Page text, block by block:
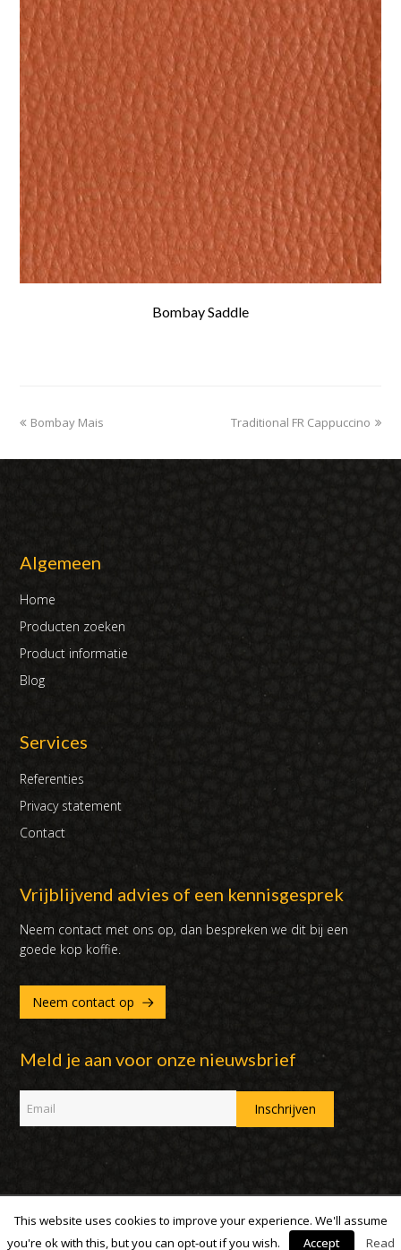
Bombay Saddle
previous
Bombay Mais
next
Traditional FR Cappuccino
Algemeen
Home
Producten zoeken
Product informatie
Blog
Services
Referenties
Privacy statement
Contact
Vrijblijvend advies of een kennisgesprek
Neem contact met ons op, dan bespreken we dit bij een
goede kop koffie.
Neem contact op
Meld je aan voor onze nieuwsbrief
Copyright 2007 - 2019 | DUX International B.V. | Alle rechten
voorbehouden
This website uses cookies to improve your experience. We'll assume
you're ok with this, but you can opt-out if you wish.
Accept Read